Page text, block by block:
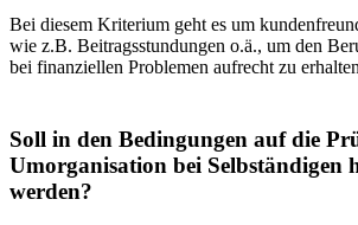
Bei diesem Kriterium geht es um
wie z.B. Beitragsstundungen o.ä., um den
bei finanziellen Problemen aufrecht zu
Soll in den Bedingungen auf die
Umorganisation bei Selbständigen
werden?